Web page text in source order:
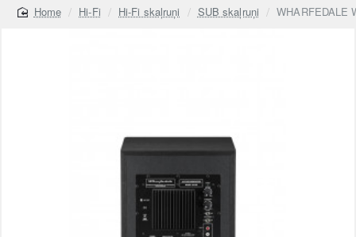
home
Hi-Fi Hi-Fi skaļruņi SUB skaļruņi WHARFEDALE